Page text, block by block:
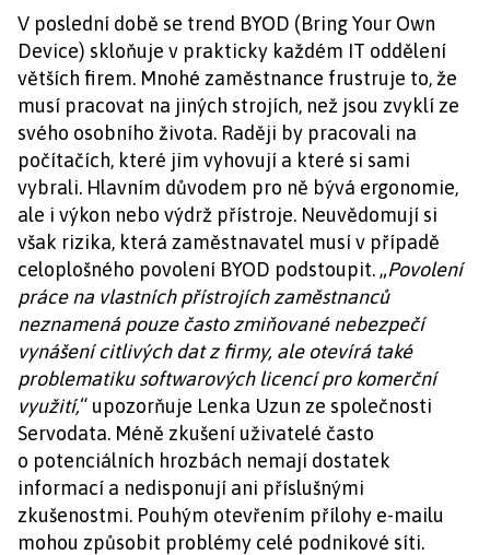
V poslední době se trend BYOD (Bring Your Own
Device) skloňuje v prakticky každém IT oddělení
větších firem. Mnohé zaměstnance frustruje to, že
musí pracovat na jiných strojích, než jsou zvyklí ze
svého osobního života. Raději by pracovali na
počítačích, které jim vyhovují a které si sami
vybrali. Hlavním důvodem pro ně bývá ergonomie,
ale i výkon nebo výdrž přístroje. Neuvědomují si
však rizika, která zaměstnavatel musí v případě
celoplošného povolení BYOD podstoupit. „Povolení
práce na vlastních přístrojích zaměstnanců
neznamená pouze často zmiňované nebezpečí
vynášení citlivých dat z firmy, ale otevírá také
problematiku softwarových licencí pro komerční
využití,“ upozorňuje Lenka Uzun ze společnosti
Servodata. Méně zkušení uživatelé často
o potenciálních hrozbách nemají dostatek
informací a nedisponují ani příslušnými
zkušenostmi. Pouhým otevřením přílohy e-mailu
mohou způsobit problémy celé podnikové síti.